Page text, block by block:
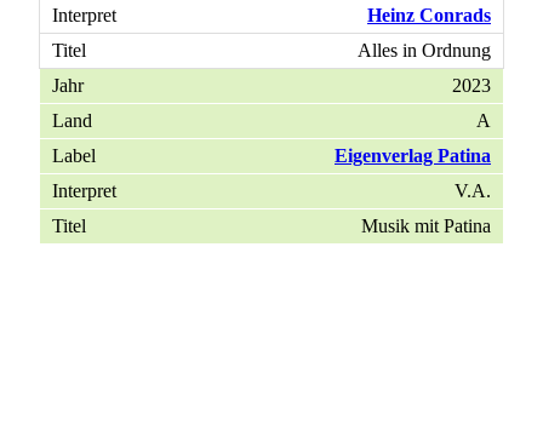
Heinz Conrads
Alles in Ordnung
2023
A
Eigenverlag Patina
V.A.
Musik mit Patina